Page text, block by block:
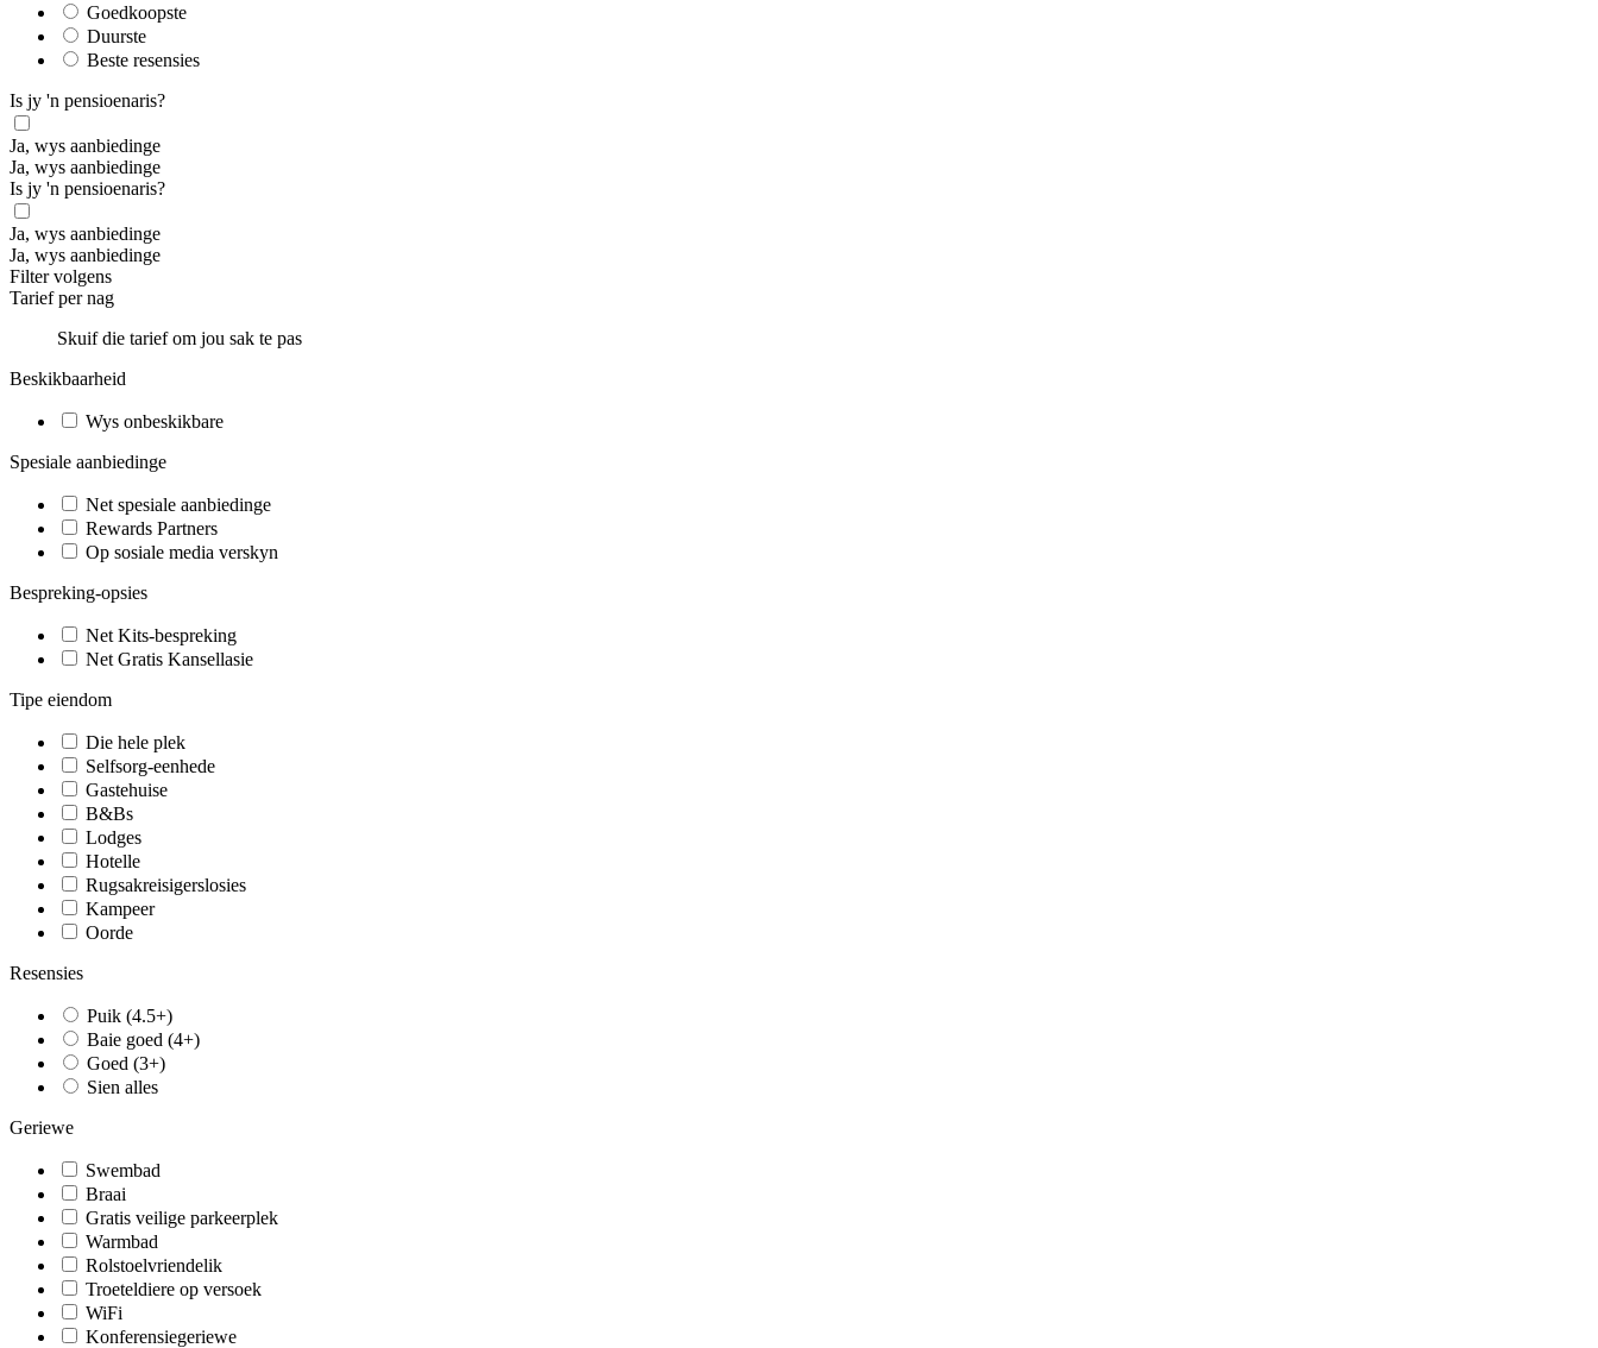
Goedkoopste
Duurste
Beste resensies
Is jy 'n pensioenaris?
Ja, wys aanbiedinge
Ja, wys aanbiedinge
Is jy 'n pensioenaris?
Ja, wys aanbiedinge
Ja, wys aanbiedinge
Filter volgens
Tarief per nag
Skuif die tarief om jou sak te pas
Beskikbaarheid
Wys onbeskikbare
Spesiale aanbiedinge
Net spesiale aanbiedinge
Rewards Partners
Op sosiale media verskyn
Bespreking-opsies
Net Kits-bespreking
Net Gratis Kansellasie
Tipe eiendom
Die hele plek
Selfsorg-eenhede
Gastehuise
B&Bs
Lodges
Hotelle
Rugsakreisigerslosies
Kampeer
Oorde
Resensies
Puik (4.5+)
Baie goed (4+)
Goed (3+)
Sien alles
Geriewe
Swembad
Braai
Gratis veilige parkeerplek
Warmbad
Rolstoelvriendelik
Troeteldiere op versoek
WiFi
Konferensiegeriewe